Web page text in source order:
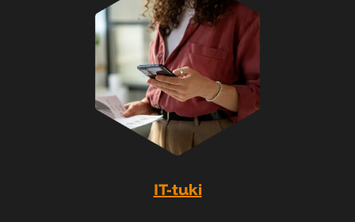
IT-tuki